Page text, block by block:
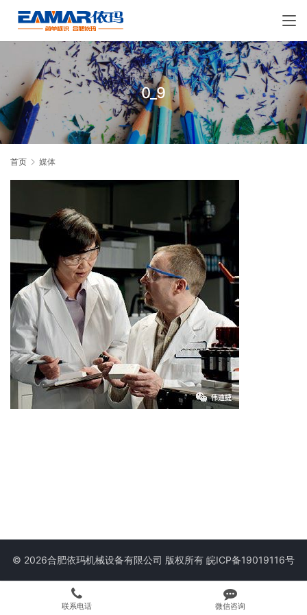
0_9
首页 媒体
© 2026合肥依玛机械设备有限公司 版权所有 皖ICP备19019116号
联系电话 微信咨询